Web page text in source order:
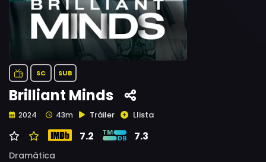
SC SUB
Brilliant Minds
2024 43m Tràiler Llista
7.2 7.3
Dramàtica